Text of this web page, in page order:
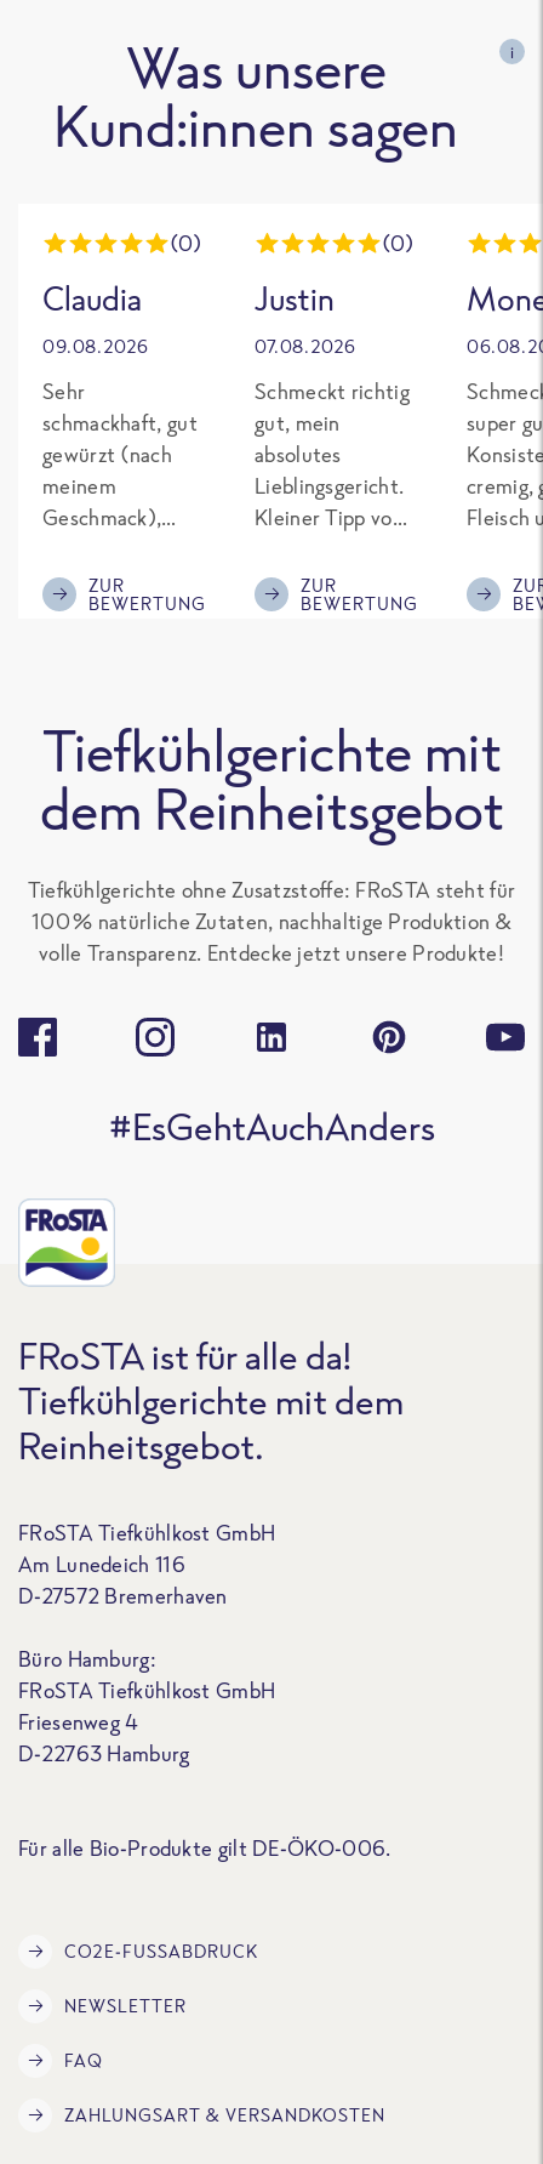
Was unsere
Kund:innen sagen
i
(0)
Claudia
09.08.2026
Sehr
schmackhaft, gut
gewürzt (nach
meinem
Geschmack),
Menge für den
'großen Hunger',
Gerichte, die kein
Paprika
enthalten, sehr
gern.
ZUR
BEWERTUNG
(0)
Justin
07.08.2026
Schmeckt richtig
gut, mein
absolutes
Lieblingsgericht.
Kleiner Tipp von
kleinen Schuss an
Sojasoße mit
besser.
ZUR
BEWERTUNG
super
cremig,
Fleisch
wir auf
nicht
Aber
Tiefkühlgerichte mit
dem Reinheitsgebot
Tiefkühlgerichte ohne Zusatzstoffe: FRoSTA steht für
100 % natürliche Zutaten, nachhaltige Produktion &
volle Transparenz. Entdecke jetzt unsere Produkte!
#EsGehtAuchAnders
FRoSTA ist für alle da!
Tiefkühlgerichte mit dem
Reinheitsgebot.
FRoSTA Tiefkühlkost GmbH
Am Lunedeich 116
D-27572 Bremerhaven
Büro Hamburg:
FRoSTA Tiefkühlkost GmbH
Friesenweg 4
D-22763 Hamburg
Für alle Bio-Produkte gilt DE-ÖKO-006.
CO2E-FUSSABDRUCK
NEWSLETTER
FAQ
ZAHLUNGSART & VERSANDKOSTEN